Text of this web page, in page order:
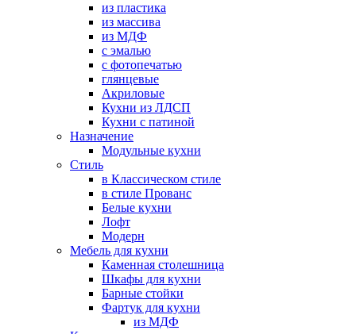
из пластика
из массива
из МДФ
с эмалью
с фотопечатью
глянцевые
Акриловые
Кухни из ЛДСП
Кухни с патиной
Назначение
Модульные кухни
Стиль
в Классическом стиле
в стиле Прованс
Белые кухни
Лофт
Модерн
Мебель для кухни
Каменная столешница
Шкафы для кухни
Барные стойки
Фартук для кухни
из МДФ